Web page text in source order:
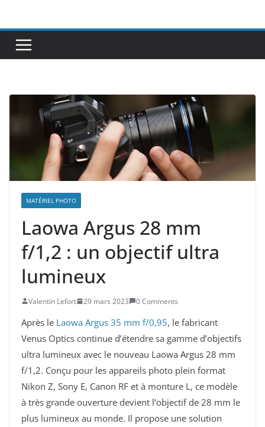
contenu
MATÉRIEL PHOTO
Laowa Argus 28 mm
f/1,2 : un objectif ultra
lumineux
Valentin Lefort 29 mars 2023 0 Comments
Après le Laowa Argus 35 mm f/0,95, le fabricant
Venus Optics continue d’étendre sa gamme d’objectifs
ultra lumineux avec le nouveau Laowa Argus 28 mm
f/1,2. Conçu pour les appareils photo plein format
Nikon Z, Sony E, Canon RF et à monture L, ce modèle
à très grande ouverture devient l’objectif de 28 mm le
plus lumineux au monde. Il propose une solution